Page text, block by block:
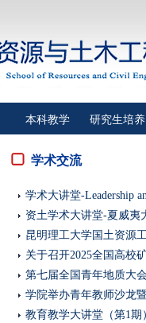
本科教学 研究生培养
学术交流
学术大讲堂-Leadership
资土学术大讲堂-夏威夷
昆明理工大学国土资源
关于召开2025全国高校
第七届全国青年地质大
学院举办青年教师沙龙
教育教学大讲堂（第1